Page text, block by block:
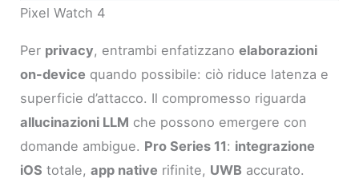
Pixel Watch 4
Per privacy, entrambi enfatizzanoelaborazioni
on-device quando possibile: ciò riduce latenza e
superficie d’attacco. Il compromesso riguarda
allucinazioni LLM che possono emergere con
domande ambigue. Pro Series 11: integrazione
iOS totale,app native rifinite, UWB accurato.